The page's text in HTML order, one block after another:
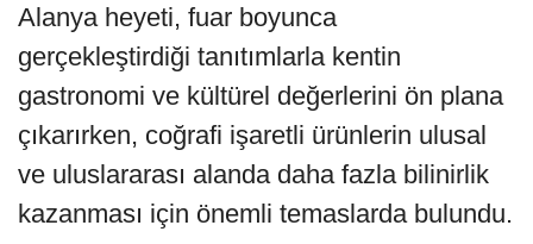
Alanya heyeti, fuar boyunca
gerçekleştirdiği tanıtımlarla kentin
gastronomi ve kültürel değerlerini ön plana
çıkarırken, coğrafi işaretli ürünlerin ulusal
ve uluslararası alanda daha fazla bilinirlik
kazanması için önemli temaslarda bulundu.